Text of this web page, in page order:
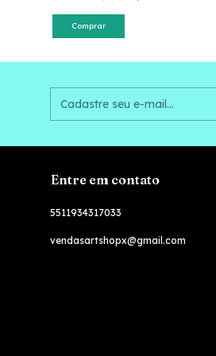
Comprar
Entre em contato
5511934317033
vendasartshopx@gmail.com